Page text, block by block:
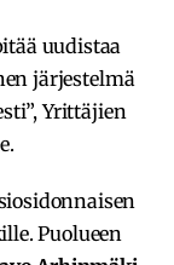
uudistaa
järjestelmä
Yrittäjien
Puolueen